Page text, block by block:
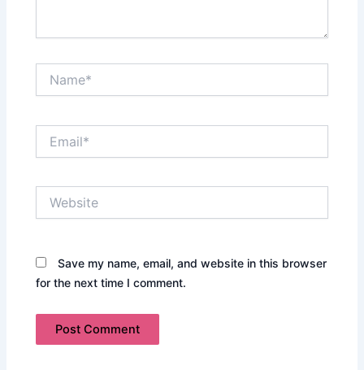
Save my name, email, and website in this browser
for the next time I comment.